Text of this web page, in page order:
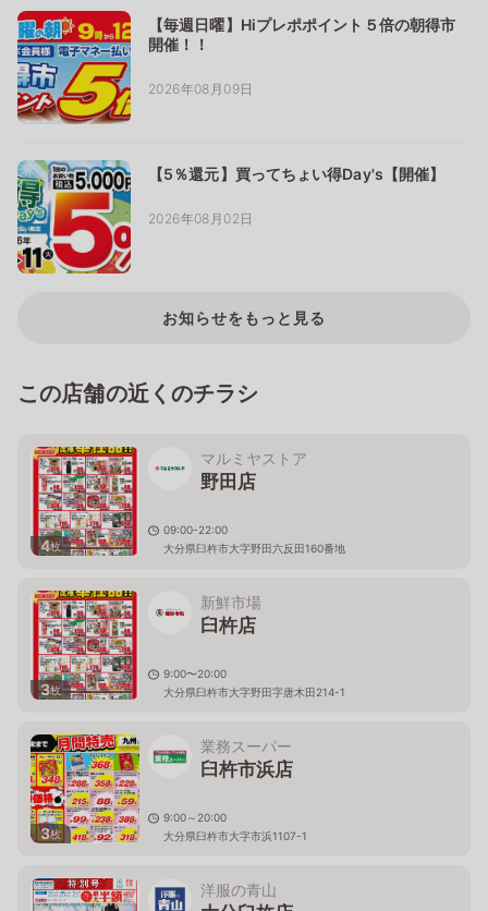
【毎週日曜】Hiプレポポイント５倍の朝得市
開催！！
2026年08月09日
【5％還元】買ってちょい得Day's【開催】
2026年08月02日
お知らせをもっと見る
この店舗の近くのチラシ
4枚
マルミヤストア
野田店
09:00-22:00
大分県臼杵市大字野田六反田160番地
3枚
新鮮市場
臼杵店
9:00〜20:00
大分県臼杵市大字野田字唐木田214-1
3枚
業務スーパー
臼杵市浜店
9:00～20:00
大分県臼杵市大字市浜1107-1
洋服の青山